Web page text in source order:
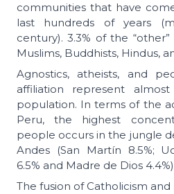
communities that have
last hundreds of years
century). 3.3% of the
Muslims, Buddhists, Hindus,
Agnostics, atheists, and
affiliation represent
population. In terms of the
Peru, the highest
people occurs in the jungle
Andes (San Martín 8.5%;
6.5% and Madre de Dios
The fusion of Catholicism